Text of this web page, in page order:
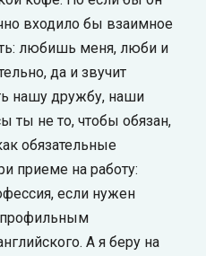
входило бы взаимное
любишь меня, люби и
да и звучит
нашу дружбу, наши
ты не то, чтобы обязан,
обязательные
приеме на работу:
если нужен
А я беру на